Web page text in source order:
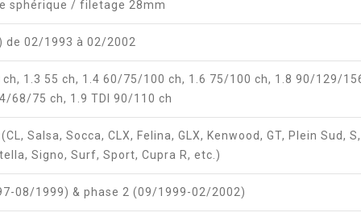
sphérique / filetage 28mm
de 02/1993 à 02/2002
ch, 1.3 55 ch, 1.4 60/75/100 ch, 1.6 75/100 ch, 1.8 90/129/
68/75 ch, 1.9 TDI 90/110 ch
Salsa, Socca, CLX, Felina, GLX, Kenwood, GT, Plein Sud,
Signo, Surf, Sport, Cupra R, etc.)
08/1999) & phase 2 (09/1999-02/2002)